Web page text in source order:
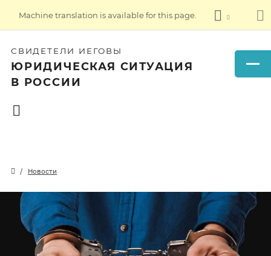
Machine translation is available for this page.
СВИДЕТЕЛИ ИЕГОВЫ
ЮРИДИЧЕСКАЯ СИТУАЦИЯ
В РОССИИ
Новости